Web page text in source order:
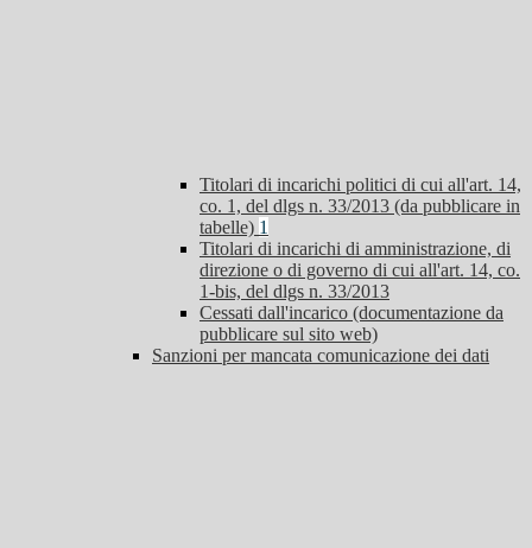
Titolari di incarichi politici di cui all'art. 14,
co. 1, del dlgs n. 33/2013 (da pubblicare in
tabelle) 1
Titolari di incarichi di amministrazione, di
direzione o di governo di cui all'art. 14, co.
1-bis, del dlgs n. 33/2013
Cessati dall'incarico (documentazione da
pubblicare sul sito web)
Sanzioni per mancata comunicazione dei dati